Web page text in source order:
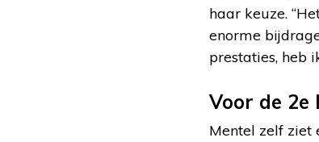
haar keuze.
enorme
prestaties, heb
Voor de 2e
Mentel zelf ziet